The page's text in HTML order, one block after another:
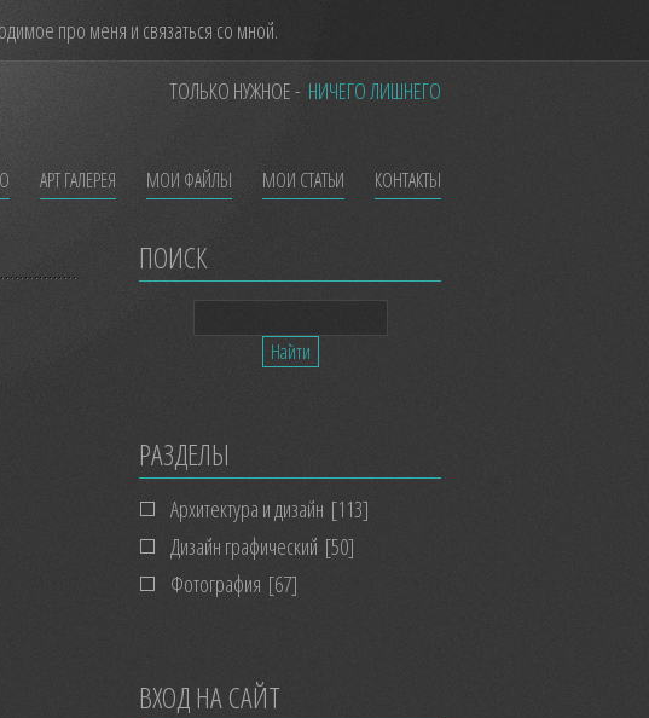
про меня и связаться со мной.
ТОЛЬКО НУЖНОЕ - НИЧЕГО ЛИШНЕГО
АРТ ГАЛЕРЕЯ МОИ ФАЙЛЫ МОИ СТАТЬИ КОНТАКТЫ
ПОИСК
РАЗДЕЛЫ
Архитектура и дизайн [113]
Дизайн графический [50]
Фотография [67]
ВХОД НА САЙТ